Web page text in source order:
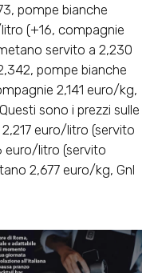
pompe bianche
(+16, compagnie
servito a 2,230
pompe bianche
2,141 euro/kg,
sono i prezzi sulle
euro/litro (servito
euro/litro (servito
2,677 euro/kg, Gnl